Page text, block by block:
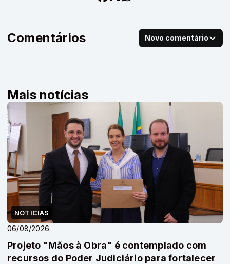
Comentários Novo comentário
Mais notícias
NOTICIAS
06/08/2026
Projeto "Mãos à Obra" é contemplado com
recursos do Poder Judiciário para fortalecer